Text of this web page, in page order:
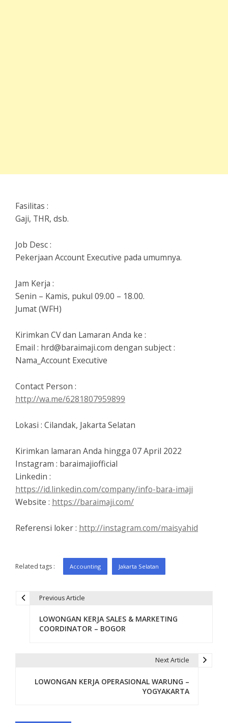
Fasilitas :
Gaji, THR, dsb.
Job Desc :
Pekerjaan Account Executive pada umumnya.
Jam Kerja :
Senin – Kamis, pukul 09.00 – 18.00.
Jumat (WFH)
Kirimkan CV dan Lamaran Anda ke :
Email : hrd@baraimaji.com dengan subject :
Nama_Account Executive
Contact Person :
http://wa.me/6281807959899
Lokasi : Cilandak, Jakarta Selatan
Kirimkan lamaran Anda hingga 07 April 2022
Instagram : baraimajiofficial
Linkedin :
https://id.linkedin.com/company/info-bara-imaji
Website : https://baraimaji.com/
Referensi loker : http://instagram.com/maisyahid
Related tags : Accounting Jakarta Selatan
Previous Article
LOWONGAN KERJA SALES & MARKETING
COORDINATOR – BOGOR
Next Article
LOWONGAN KERJA OPERASIONAL WARUNG –
YOGYAKARTA